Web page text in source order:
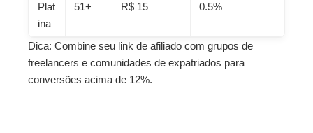
Plat
ina
51+ R$ 15 0.5%
Dica: Combine seu link de afiliado com grupos de
freelancers e comunidades de expatriados para
conversões acima de 12%.